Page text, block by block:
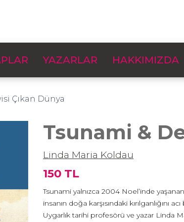
YAZARLAR HAKKIMIZDA
Çıkan Dünya
Tsunami &
Linda Maria Koldau
150 TL
Tsunami yalnızca 2004 Noel’inde
insanın doğa karşısındaki kırılganlığını
Uygarlık tarihi profesörü ve yazar Linda